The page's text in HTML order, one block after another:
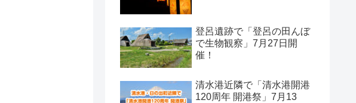
登呂遺跡で「登呂の田んぼ
で生物観察」7月27日開
催！
清水港近隣で「清水港開港
120周年 開港祭」7月13